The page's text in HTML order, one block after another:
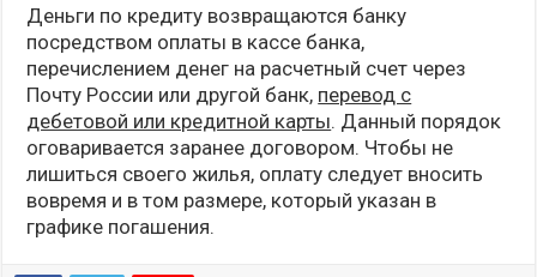
Деньги по кредиту возвращаются банку
посредством оплаты в кассе банка,
перечислением денег на расчетный счет через
Почту России или другой банк, перевод с
дебетовой или кредитной карты. Данный порядок
оговаривается заранее договором. Чтобы не
лишиться своего жилья, оплату следует вносить
вовремя и в том размере, который указан в
графике погашения.